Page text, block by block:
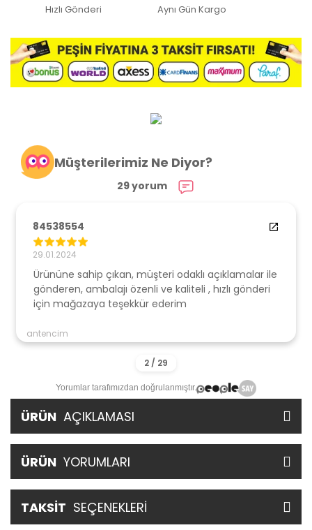
Hızlı Gönderi Aynı Gün Kargo
Müşterilerimiz Ne Diyor?
29 yorum
84538554
29.01.2024
Ürününe sahip çıkan, müşteri odaklı açıklamalar ile
gönderen, ambalajı özenli ve kaliteli , hızlı gönderi
için mağazaya teşekkür ederim
antencim
Yorumlar tarafımızdan doğrulanmıştır.
ÜRÜN AÇIKLAMASI
ÜRÜN YORUMLARI
TAKSİT SEÇENEKLERİ